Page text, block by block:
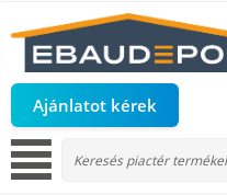
Ajánlatot kérek